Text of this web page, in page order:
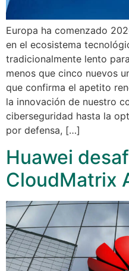
Europa ha comenzado
en el ecosistema
tradicionalmente lento
menos que cinco nuevos
que confirma el apetito
la innovación de nuestro
ciberseguridad hasta la
por defensa, […]
Huawei
CloudMatrix